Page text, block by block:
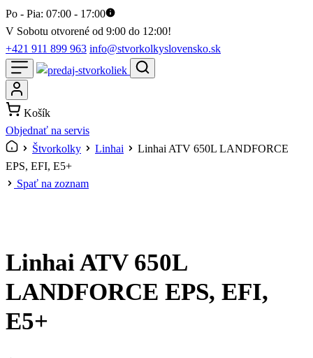
Po - Pia: 07:00 - 17:00
V Sobotu otvorené od 9:00 do 12:00!
+421 911 899 963 info@stvorkolkyslovensko.sk
Košík
Objednať na servis
Štvorkolky
Linhai
Linhai ATV 650L LANDFORCE
EPS, EFI, E5+
Spať na zoznam
Linhai ATV 650L
LANDFORCE EPS, EFI,
E5+